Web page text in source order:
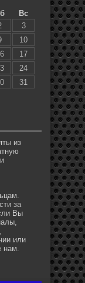
Вс
3
10
17
24
31
из
за
Вы
или
нам.